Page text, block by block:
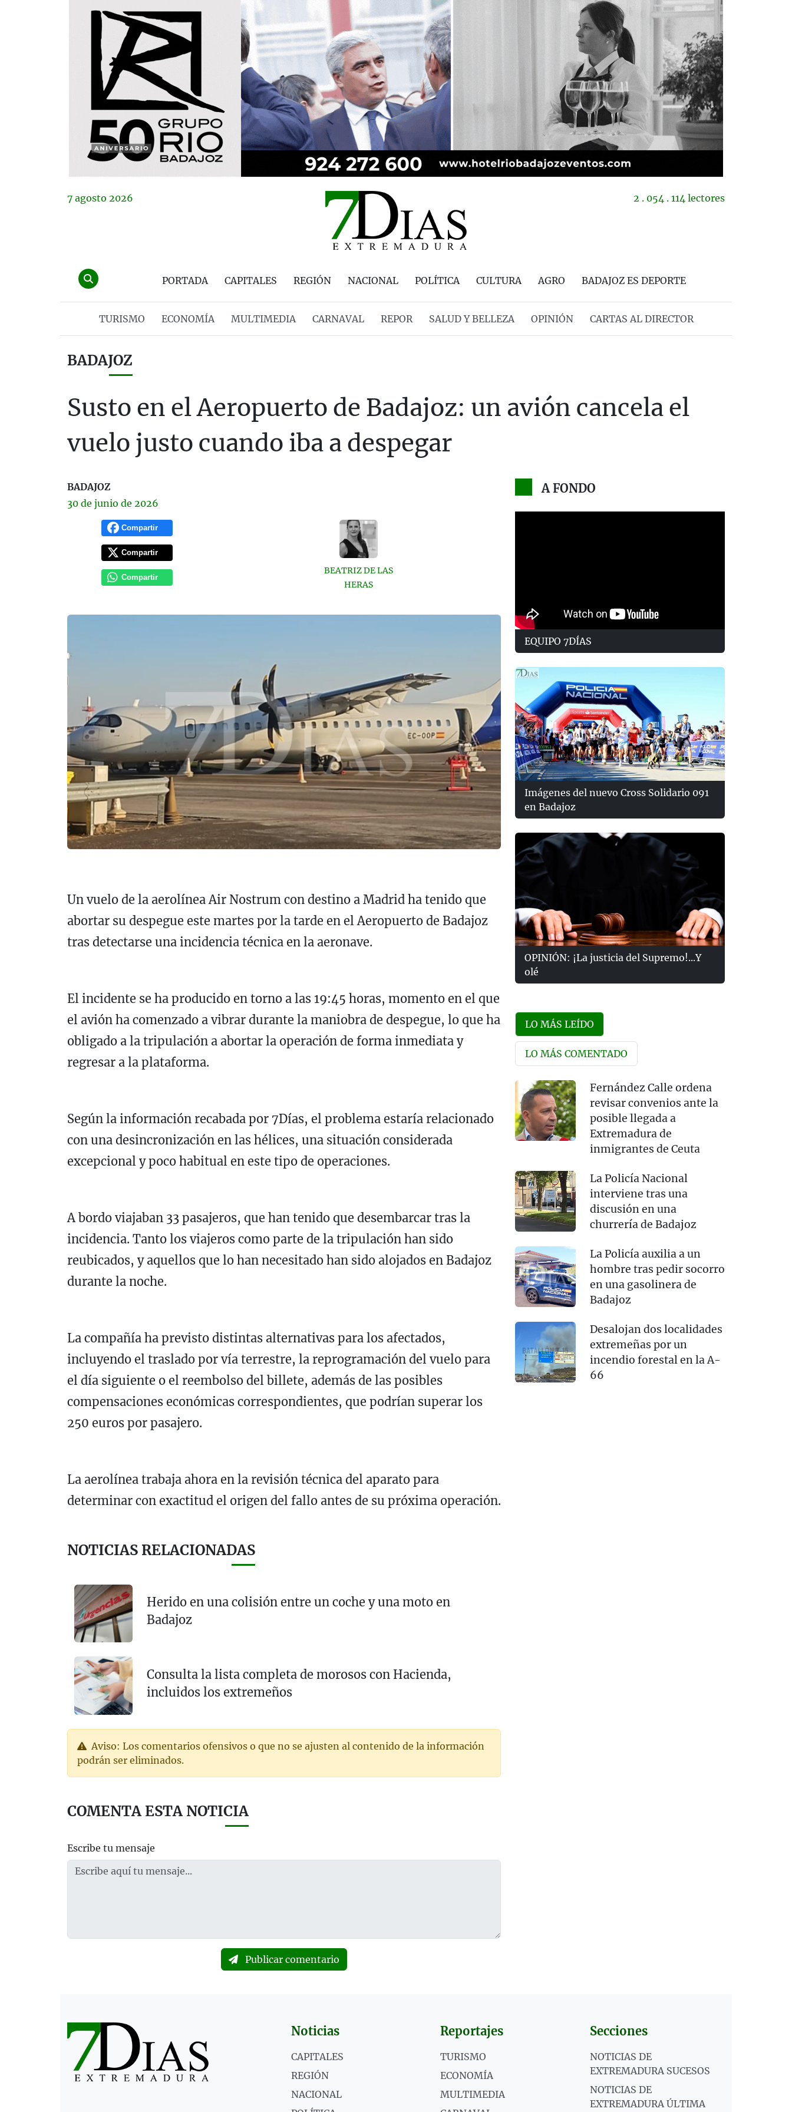
7 agosto 2026 2 . 054 . 114 lectores
PORTADA CAPITALES REGIÓN NACIONAL POLÍTICA CULTURA AGRO BADAJOZ ES DEPORTE
TURISMO ECONOMÍA MULTIMEDIA CARNAVAL REPOR SALUD Y BELLEZA OPINIÓN CARTAS AL DIRECTOR
BADAJOZ
Susto en el Aeropuerto de Badajoz: un avión cancela el
vuelo justo cuando iba a despegar
BADAJOZ
30 de junio de 2026
Compartir
Compartir
Compartir
BEATRIZ DE LAS
HERAS
Un vuelo de la aerolínea Air Nostrum con destino a Madrid ha tenido que
abortar su despegue este martes por la tarde en el Aeropuerto de Badajoz
tras detectarse una incidencia técnica en la aeronave.
El incidente se ha producido en torno a las 19:45 horas, momento en el que
el avión ha comenzado a vibrar durante la maniobra de despegue, lo que ha
obligado a la tripulación a abortar la operación de forma inmediata y
regresar a la plataforma.
Según la información recabada por 7Días, el problema estaría relacionado
con una desincronización en las hélices, una situación considerada
excepcional y poco habitual en este tipo de operaciones.
A bordo viajaban 33 pasajeros, que han tenido que desembarcar tras la
incidencia. Tanto los viajeros como parte de la tripulación han sido
reubicados, y aquellos que lo han necesitado han sido alojados en Badajoz
durante la noche.
La compañía ha previsto distintas alternativas para los afectados,
incluyendo el traslado por vía terrestre, la reprogramación del vuelo para
el día siguiente o el reembolso del billete, además de las posibles
compensaciones económicas correspondientes, que podrían superar los
250 euros por pasajero.
La aerolínea trabaja ahora en la revisión técnica del aparato para
determinar con exactitud el origen del fallo antes de su próxima operación.
NOTICIAS RELACIONADAS
Herido en una colisión entre un coche y una moto en
Badajoz
Consulta la lista completa de morosos con Hacienda,
incluidos los extremeños
Aviso: Los comentarios ofensivos o que no se ajusten al contenido de la información
podrán ser eliminados.
COMENTA ESTA NOTICIA
Escribe tu mensaje
Publicar comentario
A FONDO
EQUIPO 7DÍAS
Imágenes del nuevo Cross Solidario 091
en Badajoz
OPINIÓN: ¡La justicia del Supremo!...Y
olé
LO MÁS LEÍDO
LO MÁS COMENTADO
Fernández Calle ordena
revisar convenios ante la
posible llegada a
Extremadura de
inmigrantes de Ceuta
La Policía Nacional
interviene tras una
discusión en una
churrería de Badajoz
La Policía auxilia a un
hombre tras pedir socorro
en una gasolinera de
Badajoz
Desalojan dos localidades
extremeñas por un
incendio forestal en la A-
66
Noticias
CAPITALES
REGIÓN
NACIONAL
Reportajes
TURISMO
ECONOMÍA
MULTIMEDIA
Secciones
NOTICIAS DE
EXTREMADURA SUCESOS
NOTICIAS DE
EXTREMADURA ÚLTIMA